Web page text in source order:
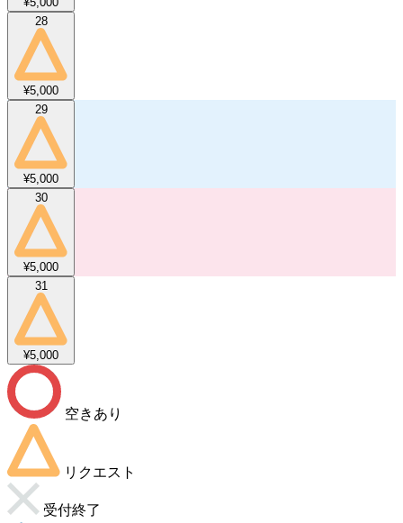
28
¥5,000
29
¥5,000
30
¥5,000
31
¥5,000
空きあり
リクエスト
受付終了